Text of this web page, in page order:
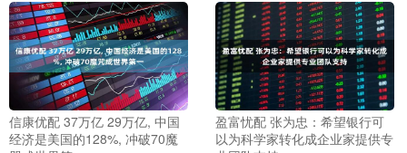
信康优配 37万亿 29万亿, 中国
经济是美国的128%, 冲破70魔
盈富忧配 张为忠：希望银行可
以为科学家转化成企业家提供专